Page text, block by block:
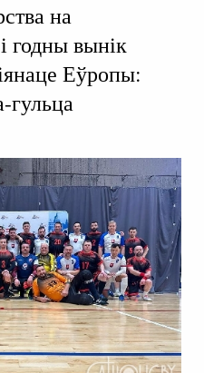
на
годны вынік
Еўропы:
гульца